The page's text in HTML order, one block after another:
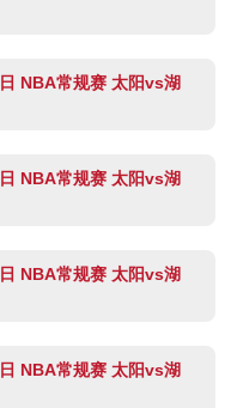
NBA常规赛 太阳vs湖
NBA常规赛 太阳vs湖
NBA常规赛 太阳vs湖
NBA常规赛 太阳vs湖